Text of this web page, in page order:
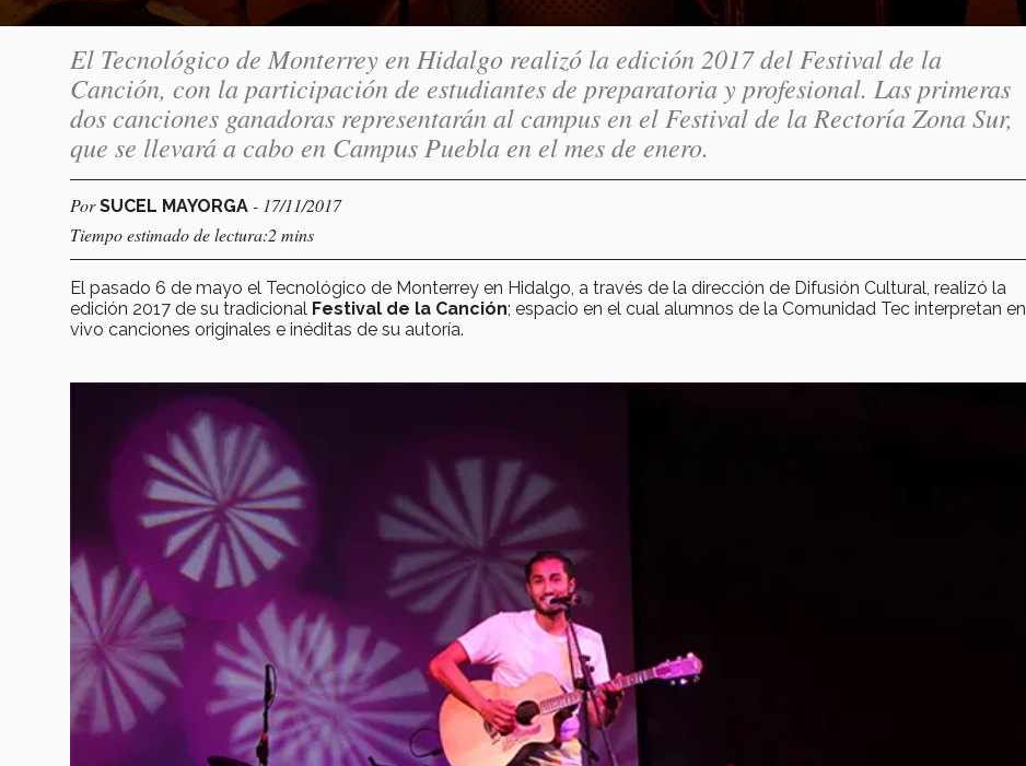
El Tecnológico de Monterrey en Hidalgo realizó la edición 2017 del Festival de la
Canción, con la participación de estudiantes de preparatoria y profesional. Las primeras
dos canciones ganadoras representarán al campus en el Festival de la Rectoría Zona Sur,
que se llevará a cabo en Campus Puebla en el mes de enero.
PorSUCEL MAYORGA - 17/11/2017
Tiempo estimado de lectura:2 mins
El pasado 6 de mayo el Tecnológico de Monterrey en Hidalgo, a través de la dirección de Difusión Cultural, realizó la
edición 2017 de su tradicional Festival de la Canción; espacio en el cual alumnos de la Comunidad Tec interpretan en
vivo canciones originales e inéditas de su autoría.